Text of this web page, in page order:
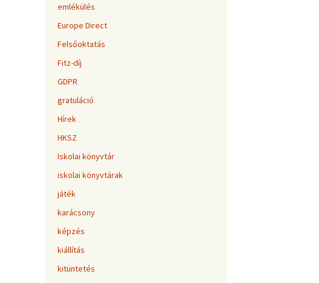
emlékülés
Europe Direct
Felsőoktatás
Fitz-díj
GDPR
gratuláció
Hírek
HKSZ
Iskolai könyvtár
iskolai könyvtárak
játék
karácsony
képzés
kiállítás
kitüntetés